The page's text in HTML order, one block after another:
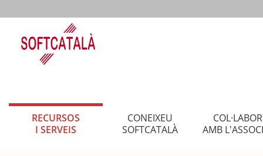
RECURSOS
I SERVEIS
CONEIXEU
SOFTCATALÀ
AMB